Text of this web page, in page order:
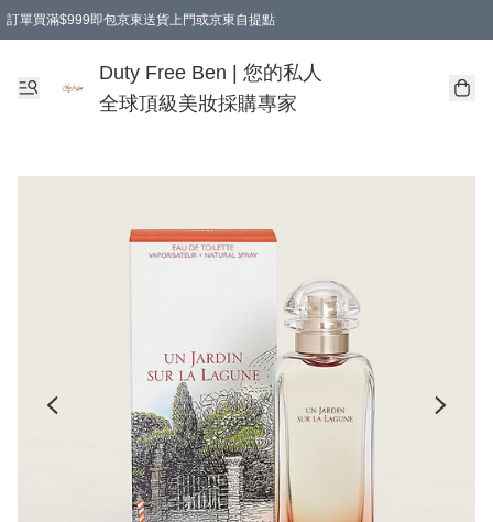
訂單買滿$999即包京東送貨上門或京東自提點
Duty Free Ben | 您的私人
全球頂級美妝採購專家